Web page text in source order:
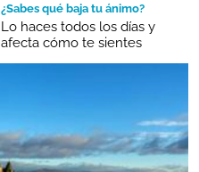
¿Sabes qué baja tu ánimo?
Lo haces todos los días y
afecta cómo te sientes